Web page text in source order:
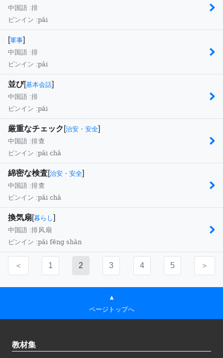
中国語 :排
ピンイン :pái
[軍事]
中国語 :排
ピンイン :pái
並び[基本会話]
中国語 :排
ピンイン :pái
厳重なチェック [治安・安全]
中国語 :排查
ピンイン :pái chá
綿密な検査[治安・安全]
中国語 :排查
ピンイン :pái chá
換気扇[暮らし]
中国語 :排风扇
ピンイン :pái fēng shàn
＜ 1 2 3 4 5 ＞
▲
ページトップへ
教材集